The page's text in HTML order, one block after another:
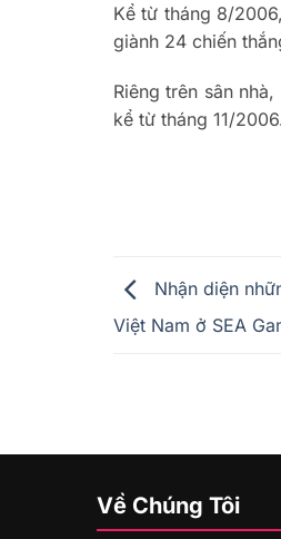
Kể từ tháng 8/
giành 24 chiến
Riêng trên sân
kể từ tháng 11/
Nhận diện
Việt Nam ở SEA
Về Chúng Tôi